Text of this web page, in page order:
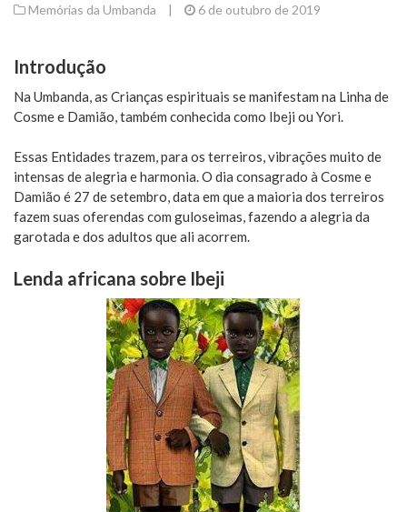
Memórias da Umbanda | 6 de outubro de 2019
Introdução
Na Umbanda, as Crianças espirituais se manifestam na Linha de
Cosme e Damião, também conhecida como Ibeji ou Yori.
Essas Entidades trazem, para os terreiros, vibrações muito de
intensas de alegria e harmonia. O dia consagrado à Cosme e
Damião é 27 de setembro, data em que a maioria dos terreiros
fazem suas oferendas com guloseimas, fazendo a alegria da
garotada e dos adultos que ali acorrem.
Lenda africana sobre Ibeji